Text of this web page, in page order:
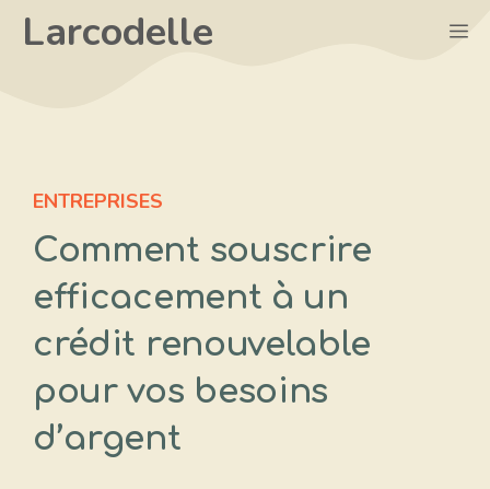
AllerLarcodelle
ENTREPRISES
Comment souscrire
efficacement à un
crédit renouvelable
pour vos besoins
d’argent